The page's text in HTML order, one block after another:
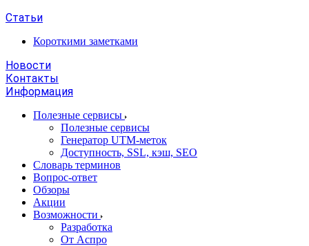
Статьи
Короткими заметками
Новости
Контакты
Информация
Полезные сервисы
Полезные сервисы
Генератор UTM‑меток
Доступность, SSL, кэш, SEO
Словарь терминов
Вопрос-ответ
Обзоры
Акции
Возможности
Разработка
От Аспро